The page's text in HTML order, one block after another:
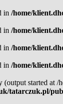
in /home/
in /home/
in /home/
in /home/
(output started
tatarczuk.pl/